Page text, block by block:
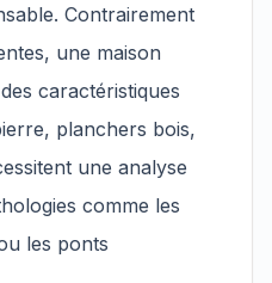
Contrairement
une maison
caractéristiques
planchers bois,
une analyse
comme les
les ponts